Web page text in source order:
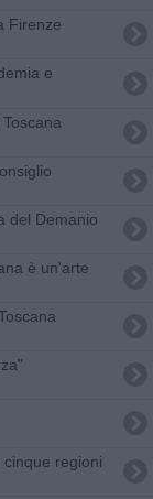
Firenze
e
del Demanio
è un'arte
regioni